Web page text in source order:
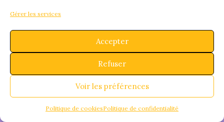
Gérer les services
Accepter
Refuser
Voir les préférences
Politique de cookiesPolitique de confidentialité